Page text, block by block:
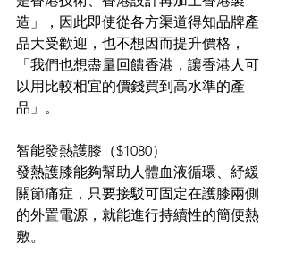
造」，因此即使從各方渠道得知品牌產
品大受歡迎，也不想因而提升價格，
「我們也想盡量回饋香港，讓香港人可
以用比較相宜的價錢買到高水準的產
品」。
智能發熱護膝（$1080）
發熱護膝能夠幫助人體血液循環、紓緩
關節痛症，只要接駁可固定在護膝兩側
的外置電源，就能進行持續性的簡便熱
敷。